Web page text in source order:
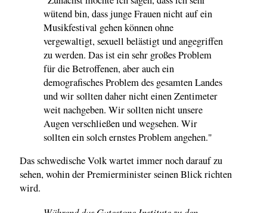
wütend bin, dass junge Frauen nicht auf ein
Musikfestival gehen können ohne
vergewaltigt, sexuell belästigt und angegriffen
zu werden. Das ist ein sehr großes Problem
für die Betroffenen, aber auch ein
demografisches Problem des gesamten Landes
und wir sollten daher nicht einen Zentimeter
weit nachgeben. Wir sollten nicht unsere
Augen verschließen und wegsehen. Wir
sollten ein solch ernstes Problem angehen."
Das schwedische Volk wartet immer noch darauf zu
sehen, wohin der Premierminister seinen Blick richten
wird.